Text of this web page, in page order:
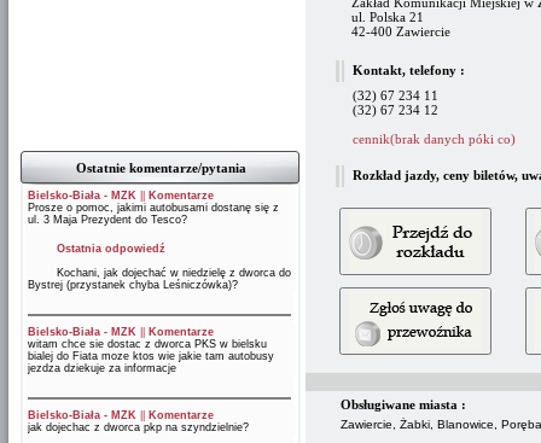
Ostatnie komentarze/pytania
Bielsko-Biała - MZK
Komentarze
Prosze o pomoc, jakimi autobusami dostanę się z
ul. 3 Maja Prezydent do Tesco?
Ostatnia odpowiedź
Kochani, jak dojechać w niedzielę z dworca do
Bystrej (przystanek chyba Leśniczówka)?
Bielsko-Biała - MZK
Komentarze
witam chce sie dostac z dworca PKS w bielsku
bialej do Fiata moze ktos wie jakie tam autobusy
jezdza dziekuje za informacje
Bielsko-Biała - MZK
Komentarze
jak dojechac z dworca pkp na szyndzielnie?
ul. Polska 21
42-400 Zawiercie
Kontakt, telefony :
(32) 67 234 11
(32) 67 234 12
cennik(brak danych póki co)
Rozkład jazdy, ceny biletów,
Obsługiwane miasta :
Zawiercie, Żabki, Blanowice,